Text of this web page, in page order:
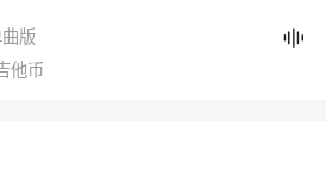
曲版
他币